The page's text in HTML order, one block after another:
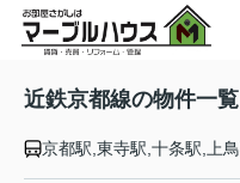
近鉄京都線の物件一覧